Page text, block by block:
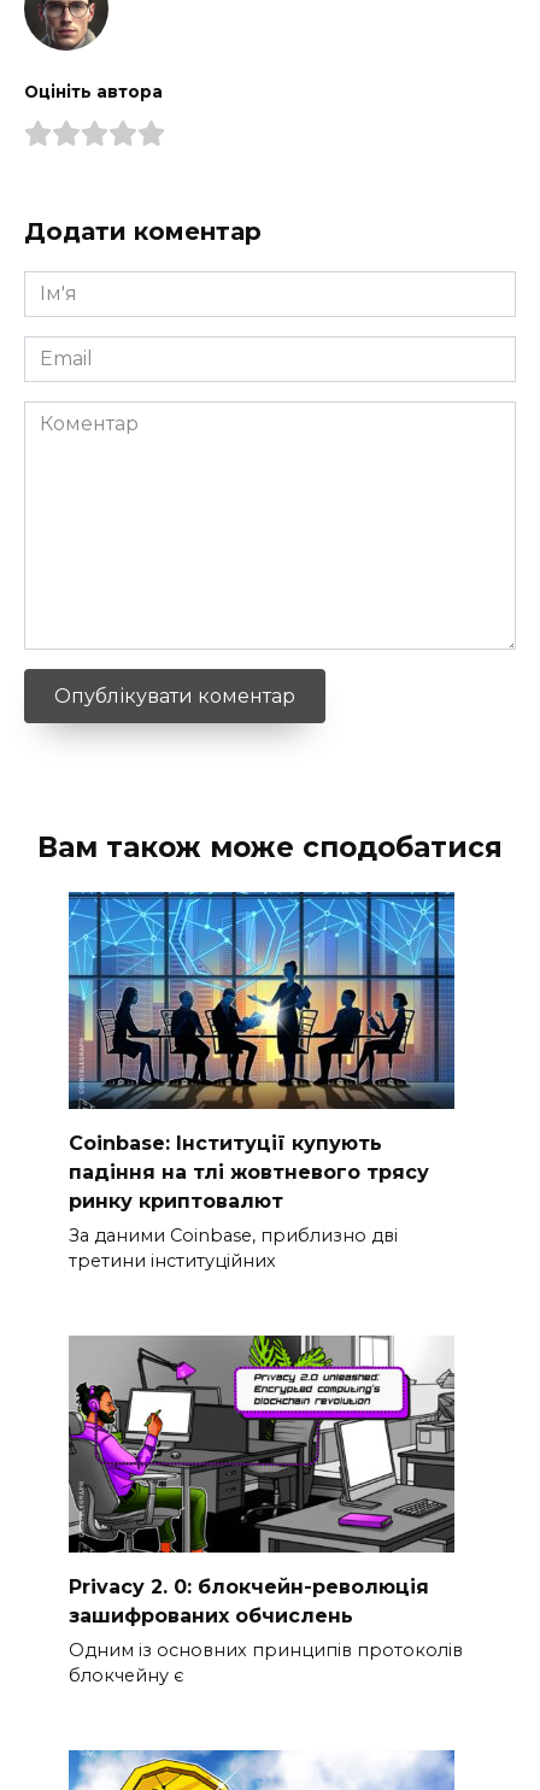
Оцініть автора
Додати коментар
Ім'я
*
Email
*
Коментар
Вам також може сподобатися
Coinbase: Інституції купують
падіння на тлі жовтневого трясу
ринку криптовалют
За даними Coinbase, приблизно дві
третини інституційних
Privacy 2. 0: блокчейн-революція
зашифрованих обчислень
Одним із основних принципів протоколів
блокчейну є